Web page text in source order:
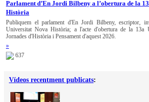
Parlament d’En Jordi Bilbeny a l’obertura de la
Història
Publiquem el parlament d'En Jordi Bilbeny, escriptor,
Universitat Nova Història; a l'acte d'obertura de la 13a
Jornades d'Història i Pensament d'aquest 2026.
»
637
Vídeos recentment publicats: